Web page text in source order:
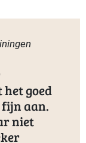
goed
fijn aan.
niet